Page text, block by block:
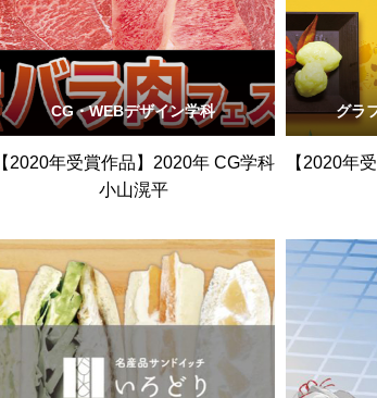
CG・WEBデザイン学科
【2020年受賞作品】2020年 CG学科
小山滉平
グラ
【2020年